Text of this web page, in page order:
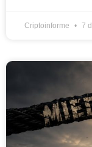
Criptoinforme 7